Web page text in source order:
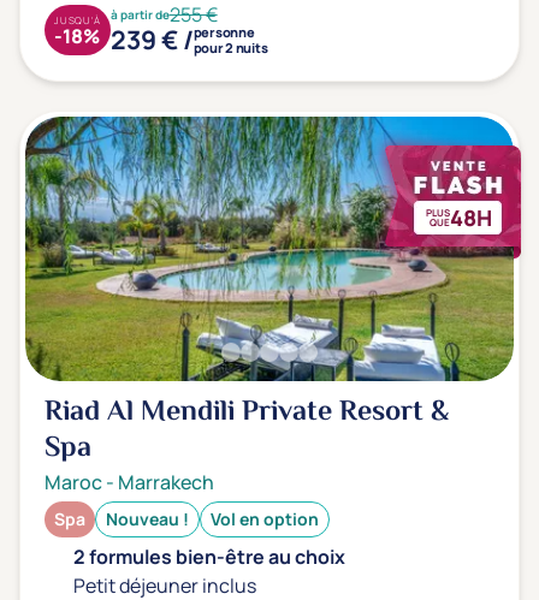
à partir de255 €
239 € /personne
pour 2 nuits
JUSQU'À
-18%
PLUS
QUE48H
Riad Al Mendili Private Resort &
Spa
Maroc- Marrakech
Spa Nouveau ! Vol en option
2 formules bien-être au choix
Petit déjeuner inclus